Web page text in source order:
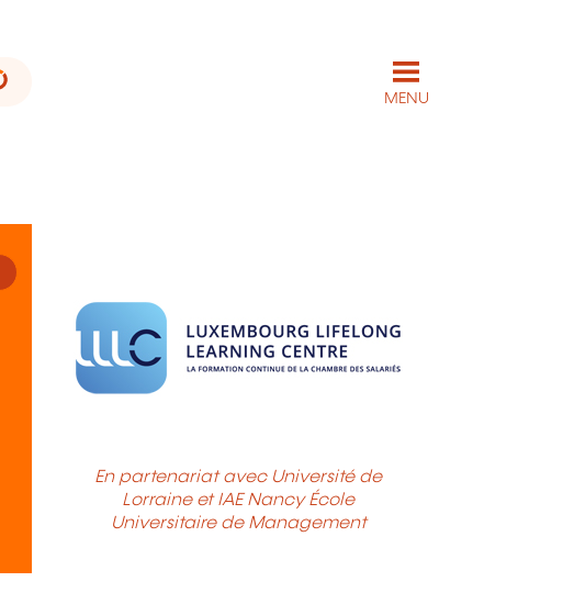
MENU
En partenariat avec Université de
Lorraine et IAE Nancy École
Universitaire de Management